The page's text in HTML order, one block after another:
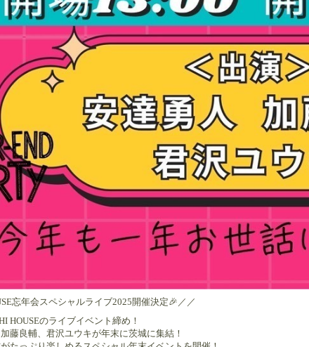
忘年会スペシャルライブ2025開催決定🎉／／
HOUSEのライブイベント締め！
藤良輔、君沢ユウキが年末に茨城に集結！